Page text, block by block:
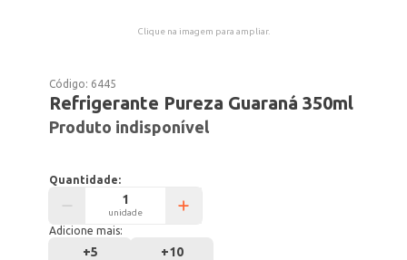
Clique na imagem para ampliar.
Código: 6445
Refrigerante Pureza Guaraná 350ml
Produto indisponível
Quantidade:
unidade
Adicione mais:
+5 +10